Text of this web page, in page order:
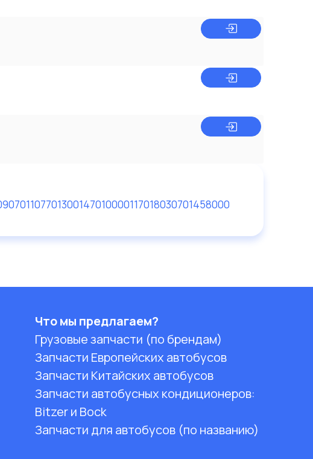
07701300147010000117018030701458000
Что мы предлагаем?
Грузовые запчасти (по брендам)
Запчасти Европейских автобусов
Запчасти Китайских автобусов
Запчасти автобусных кондиционеров:
Bitzer и Bock
Запчасти для автобусов (по названию)